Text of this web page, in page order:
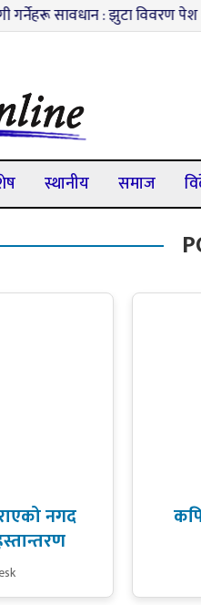
सावधान : झुटा विवरण पेश गरे
स्थानीय समाज
नगद